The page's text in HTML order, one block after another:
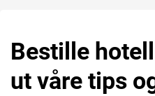
Bestille
ut våre tips